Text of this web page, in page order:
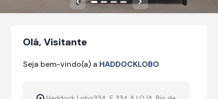
Anterior Próximo
Olá, Visitante
Seja bem-vindo(a) a HADDOCKLOBO